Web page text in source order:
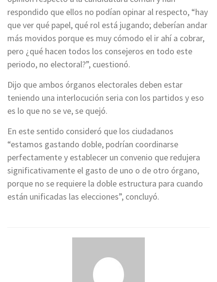
respondido que ellos no podían opinar al respecto, “hay
que ver qué papel, qué rol está jugando; deberían andar
más movidos porque es muy cómodo el ir ahí a cobrar,
pero ¿qué hacen todos los consejeros en todo este
periodo, no electoral?”, cuestionó.
Dijo que ambos órganos electorales deben estar
teniendo una interlocución seria con los partidos y eso
es lo que no se ve, se quejó.
En este sentido consideró que los ciudadanos
“estamos gastando doble, podrían coordinarse
perfectamente y establecer un convenio que redujera
significativamente el gasto de uno o de otro órgano,
porque no se requiere la doble estructura para cuando
están unificadas las elecciones”, concluyó.